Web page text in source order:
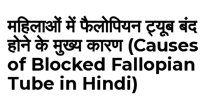
महिलाओं में फैलोपियन ट्यूब बंद
होने के मुख्‍य कारण (Causes
of Blocked Fallopian
Tube in Hindi)